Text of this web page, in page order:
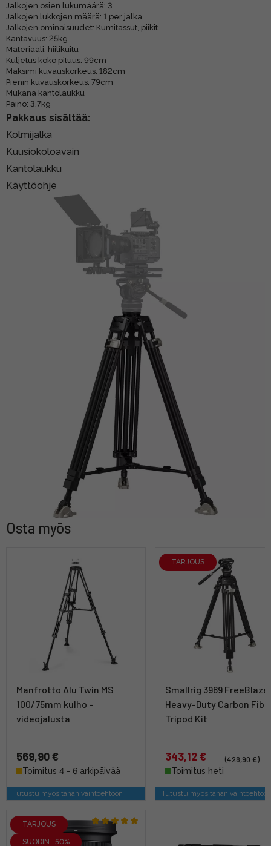
Jalkojen osien lukumäärä: 3
Jalkojen lukkojen määrä: 1 per jalka
Jalkojen ominaisuudet: Kumitassut, piikit
Kantavuus: 25kg
Materiaali: hiilikuitu
Kuljetus koko pituus: 99cm
Maksimi kuvauskorkeus: 182cm
Pienin kuvauskorkeus: 79cm
Mukana kantolaukku
Paino: 3,7kg
Pakkaus sisältää:
Kolmijalka
Kuusiokoloavain
Kantolaukku
Käyttöohje
Osta myös
Manfrotto Alu Twin MS
100/75mm kulho -
videojalusta
569,90 €
Toimitus 4 - 6 arkipäivää
Tutustu myös tähän vaihtoehtoon
TARJOUS
Smallrig 3989
Heavy-Duty Carbon
Tripod Kit
343,12 €
(428,90 €)
Toimitus heti
Tutustu myös tähän
TARJOUS
SUODIN -50%